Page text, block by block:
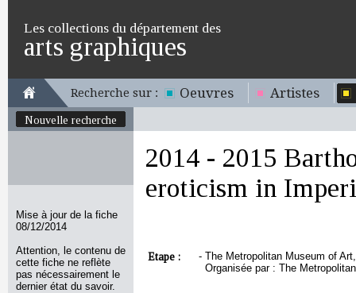
Les collections du département des
arts graphiques
Recherche sur : Oeuvres Artistes
Nouvelle recherche
Mise à jour de la fiche
08/12/2014
Attention, le contenu de
cette fiche ne reflète
pas nécessairement le
dernier état du savoir.
2014 - 2015
eroticism in
Etape : - The Metropolitan Museum of
Organisée par : The